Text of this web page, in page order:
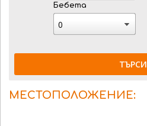
Бебета
ТЪРСИ
МЕСТОПОЛОЖЕНИЕ: